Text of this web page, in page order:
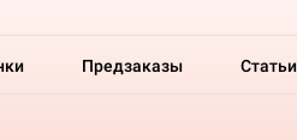
Предзаказы Статьи